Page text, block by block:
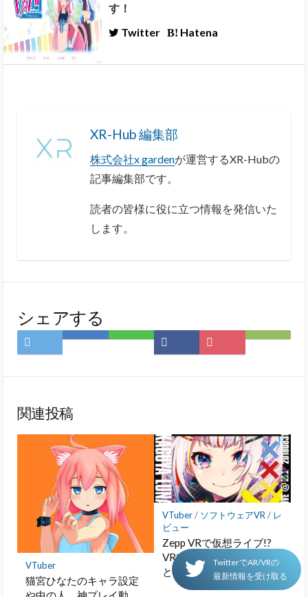
す！
Twitter
Hatena
XR-Hub 編集部
株式会社x gardenが運営するXR-Hubの
記事編集部です。
読者の皆様に役に立つ情報を発信いた
します。
シェアする
Twitter
で
は
ク
マ
ー
ク
に
保
存
LINE
Facebook
で
Pocket
に
Feedly
関連投稿
VTuber
猫宮ひなたのキャラ設定
VTuber/ ソフトウェアVR/ レ
ビュー
Zepp VRで仮想ライブ!?
VR空間提供サービス3選
とVR空間作成方法
TwitterでAR/VRの
最新情報を受け取る